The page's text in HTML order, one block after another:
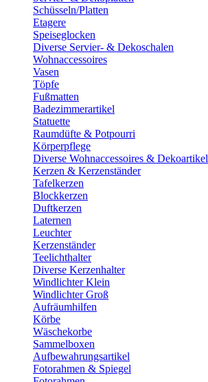
Schüsseln/Platten
Etagere
Speiseglocken
Diverse Servier- & Dekoschalen
Wohnaccessoires
Vasen
Töpfe
Fußmatten
Badezimmerartikel
Statuette
Raumdüfte & Potpourri
Körperpflege
Diverse Wohnaccessoires & Dekoartikel
Kerzen & Kerzenständer
Tafelkerzen
Blockkerzen
Duftkerzen
Laternen
Leuchter
Kerzenständer
Teelichthalter
Diverse Kerzenhalter
Windlichter Klein
Windlichter Groß
Aufräumhilfen
Körbe
Wäschekorbe
Sammelboxen
Aufbewahrungsartikel
Fotorahmen & Spiegel